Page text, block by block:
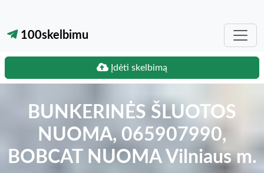
100skelbimu
Įdėti skelbimą
BUNKERINĖS ŠLUOTOS
NUOMA, 065907990,
BOBCAT NUOMA Vilniaus m.